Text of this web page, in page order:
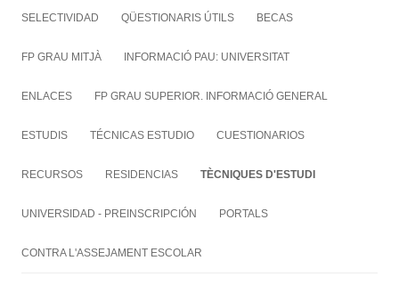
SELECTIVIDAD QÜESTIONARIS ÚTILS BECAS
FP GRAU MITJÀ INFORMACIÓ PAU: UNIVERSITAT
ENLACES FP GRAU SUPERIOR. INFORMACIÓ GENERAL
ESTUDIS TÉCNICAS ESTUDIO CUESTIONARIOS
RECURSOS RESIDENCIAS TÈCNIQUES D'ESTUDI
UNIVERSIDAD - PREINSCRIPCIÓN PORTALS
CONTRA L'ASSEJAMENT ESCOLAR